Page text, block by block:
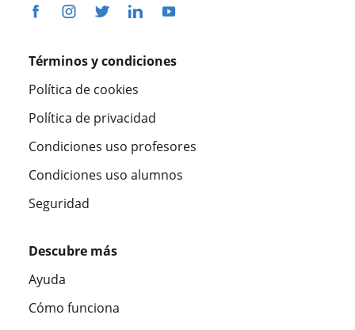
Términos y condiciones
Política de cookies
Política de privacidad
Condiciones uso profesores
Condiciones uso alumnos
Seguridad
Descubre más
Ayuda
Cómo funciona